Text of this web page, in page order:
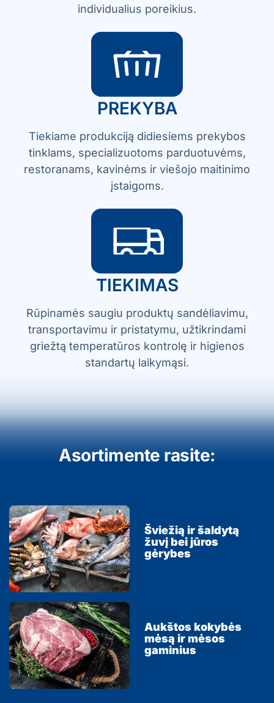
individualius poreikius.
PREKYBA
Tiekiame produkciją didiesiems prekybos
tinklams, specializuotoms parduotuvėms,
restoranams, kavinėms ir viešojo maitinimo
įstaigoms.
TIEKIMAS
Rūpinamės saugiu produktų sandėliavimu,
transportavimu ir pristatymu, užtikrindami
griežtą temperatūros kontrolę ir higienos
standartų laikymąsi.
Asortimente rasite:
Šviežią ir šaldytą
žuvį bei jūros
gėrybes
Aukštos kokybės
mėsą ir mėsos
gaminius